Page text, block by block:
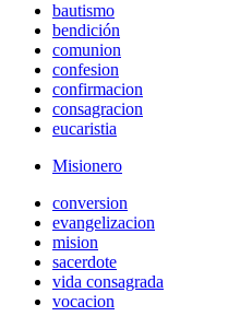
bautismo
bendición
comunion
confesion
confirmacion
consagracion
eucaristia
Misionero
conversion
evangelizacion
mision
sacerdote
vida consagrada
vocacion